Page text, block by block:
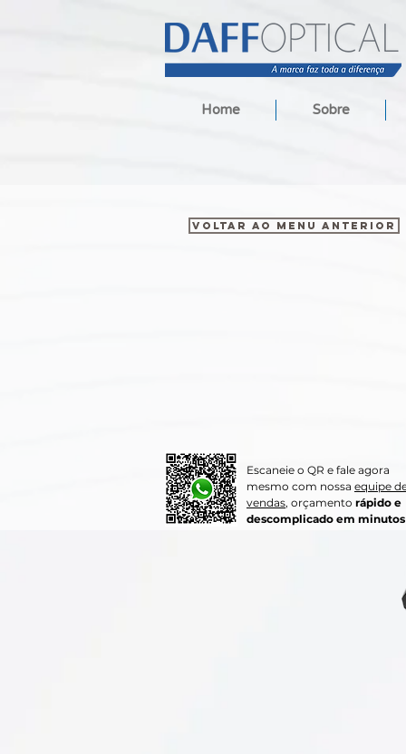
Home Sobre
VOLTAR AO MENU ANTERIOR
Escaneie o QR e fale agora
mesmo com nossa equipe
vendas, orçamento rápido e
descomplicado em minutos